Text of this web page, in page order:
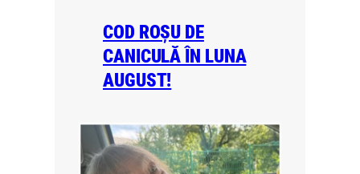
COD ROȘU DE
CANICULĂ ÎN LUNA
AUGUST!